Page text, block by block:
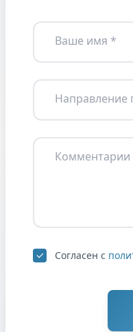
Ваше имя *
Направление
Комментарии
Согласен с